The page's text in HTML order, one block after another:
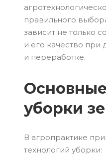
правильного
зависит не только
и его качество
и переработке.
уборки
В агропрактике
технологий уборки: